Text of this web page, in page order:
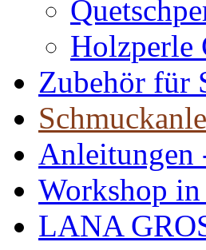
Holzperle
Zubehör für
Anleitungen
Workshop
LANA